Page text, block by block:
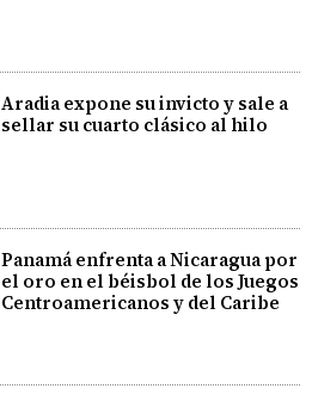
Aradia expone su invicto y sale a
sellar su cuarto clásico al hilo
Panamá enfrenta a Nicaragua por
el oro en el béisbol de los Juegos
Centroamericanos y del Caribe